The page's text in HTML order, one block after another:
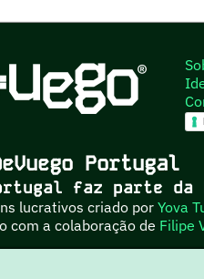
Portugal
faz parte da
lucrativos criado porYova
com a colaboração de Filipe